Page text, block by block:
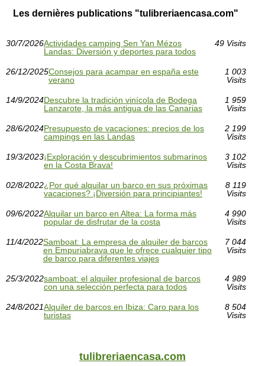
Les dernières publications "tulibreriaencasa.com"
30/7/2026Actividades camping Sen Yan Mézos
Landas: Diversión y deportes para todos
49 Visits
26/12/2025Consejos para acampar en españa este
verano
1 003
Visits
14/9/2024Descubre la tradición vinícola de Bodega
Lanzarote, la más antigua de las Canarias
1 959
Visits
28/6/2024Presupuesto de vacaciones: precios de los
campings en las Landas
2 199
Visits
19/3/2023¡Exploración y descubrimientos submarinos
en la Costa Brava!
3 102
Visits
02/8/2022¿Por qué alquilar un barco en sus próximas
vacaciones? ¡Diversión para principiantes!
8 119
Visits
09/6/2022Alquilar un barco en Altea: La forma más
popular de disfrutar de la costa
4 990
Visits
11/4/2022Samboat: La empresa de alquiler de barcos
en Empuriabrava que le ofrece cualquier tipo
de barco para diferentes viajes
7 044
Visits
25/3/2022samboat: el alquiler profesional de barcos
con una selección perfecta para todos
4 989
Visits
24/8/2021Alquiler de barcos en Ibiza: Caro para los
turistas
8 504
Visits
tulibreriaencasa.com